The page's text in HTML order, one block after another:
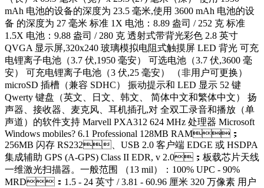
mAh 电池的设备的深度为 23.5 毫米,使用 3600 mAh 电池的设
备 的深度为 27 毫米 标准 1X 电池：8.89 盎司 / 252 克 标准
1.5X 电池：9.88 盎司 / 280 克 透射式带背光彩色 2.8 英寸
QVGA 显示屏,320x240 玻璃模拟电阻式触摸屏 LED 背光 可充
电锂离子电池（3.7 伏,1950 毫安） 可选电池（3.7 伏,3600 毫
安） 可充电锂离子电池（3 伏,25 毫安） （非用户可更换）
microSD 插槽（兼容 SDHC） 振动提示和 LED 显示 52 键
Qwerty 键盘（英文、日文、韩文、 简体中文和繁体中文） 扬
声器、接收器、麦克风、耳机插孔,对 全双工录音和播放（单
声道）的软件支持 Marvell PXA312 624 MHz 处理器 Microsoft
Windows mobiles? 6.1 Professional 128MB RAM；
256MB 闪存 RS232、USB 2.0 客户端 EDGE 或 HSDPA
集成辅助 GPS (A-GPS) Class II EDR, v 2.0；板载芯片天线
一维激光扫描器。一般范围 （13 mil）：100% UPC - 90%
MRD：1.5 - 24 英寸 / 3.81 - 60.96 厘米 320 万像素 用户